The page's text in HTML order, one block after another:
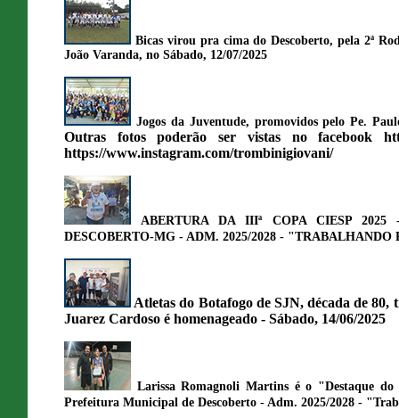
Bicas virou pra cima do Descoberto, pela 2ª
João Varanda, no Sábado, 12/07/2025
Jogos da Juventude, promovidos pelo Pe.
Outras fotos poderão ser vistas no facebook
https://www.instagram.com/trombinigiovani/
ABERTURA DA IIIª COPA CIESP
DESCOBERTO-MG - ADM. 2025/2028 -
Atletas do Botafogo de SJN, década de
Juarez Cardoso é homenageado - Sábado, 14/06/2025
Larissa Romagnoli Martins é o "Destaque
Prefeitura Municipal de Descoberto - Adm. 2025/2028 -